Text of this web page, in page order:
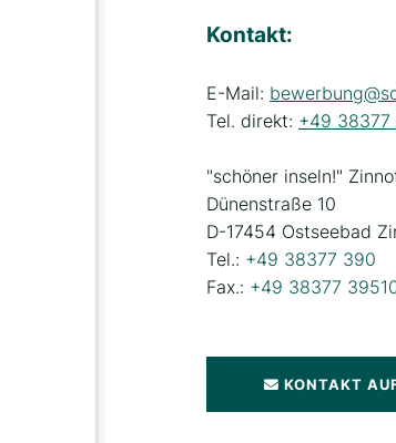
Kontakt:
E-Mail:
Tel. direkt: +49
"schöner inseln!"
Dünenstraße 10
D-17454 Ostseebad
Tel.: +49 38377 390
Fax.: +49 38377
KONTAKT